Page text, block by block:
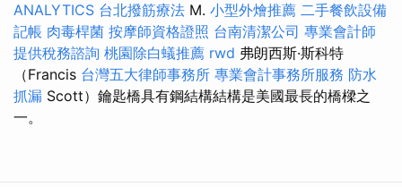
ANALYTICS 台北撥筋療法 M. 小型外燴推薦 二手餐飲設備
記帳 肉毒桿菌 按摩師資格證照 台南清潔公司 專業會計師
提供稅務諮詢 桃園除白蟻推薦 rwd 弗朗西斯·斯科特
（Francis 台灣五大律師事務所 專業會計事務所服務 防水
抓漏 Scott）鑰匙橋具有鋼結構結構是美國最長的橋樑之
一。